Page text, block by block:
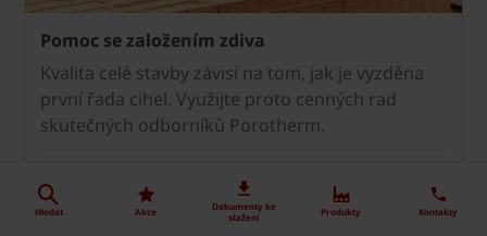
Pomoc se založením zdiva
Kvalita celé stavby závisí na tom, jak je vyzděna
první řada cihel. Využijte proto cenných rad
skutečných odborníků Porotherm.
Hledat Akce
Dokumenty ke
stažení
Produkty Kontakty